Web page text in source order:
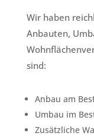
Wir haben
Anbauten,
sind:
Anbau am
Umbau im
Zusätzliche